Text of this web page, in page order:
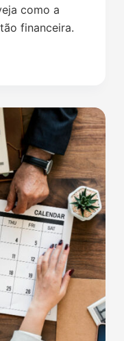
como a
financeira.